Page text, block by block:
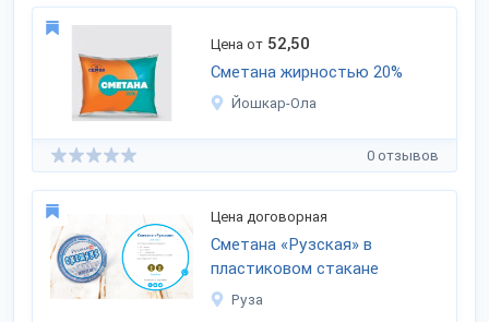
Цена от 52,50
Сметана жирностью 20%
Йошкар-Ола
0 отзывов
Цена договорная
Сметана «Рузская» в
пластиковом стакане
Руза